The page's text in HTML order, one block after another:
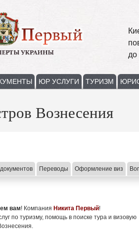
до
ЮР УСЛУГИ ТУРИЗМ
Вознесения
Переводы Оформление виз
вам! Компания Никита Первый!
по туризму, помощь в поиске тура и